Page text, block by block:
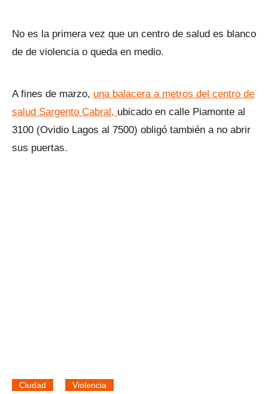
No es la primera vez que un centro de salud es blanco
de de violencia o queda en medio.
A fines de marzo, una balacera a metros del centro de
salud Sargento Cabral, ubicado en calle Piamonte al
3100 (Ovidio Lagos al 7500) obligó también a no abrir
sus puertas.
Ciudad Violencia